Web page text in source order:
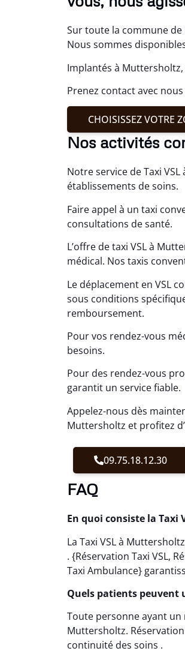
Sur toute la commune de
Nous sommes
Implantés à
Prenez contact avec
CHOISISSEZ VOTRE
Nos activités
Notre service de Taxi
établissements de soins.
Faire appel à un taxi
consultations de santé.
L’offre de taxi VSL à
médical. Nos taxis
Le déplacement en VSL
sous conditions
remboursement.
Pour vos rendez-vous
besoins.
Pour des rendez-vous
garantit un service fiable.
Appelez-nous dès
Muttersholtz et profitez
09.75.18.12.30
FAQ
En quoi consiste la Taxi
La Taxi VSL à
. {Réservation Taxi VSL,
Taxi Ambulance}
Quels patients peuvent
Toute personne ayant
Muttersholtz.
continuité des soins .